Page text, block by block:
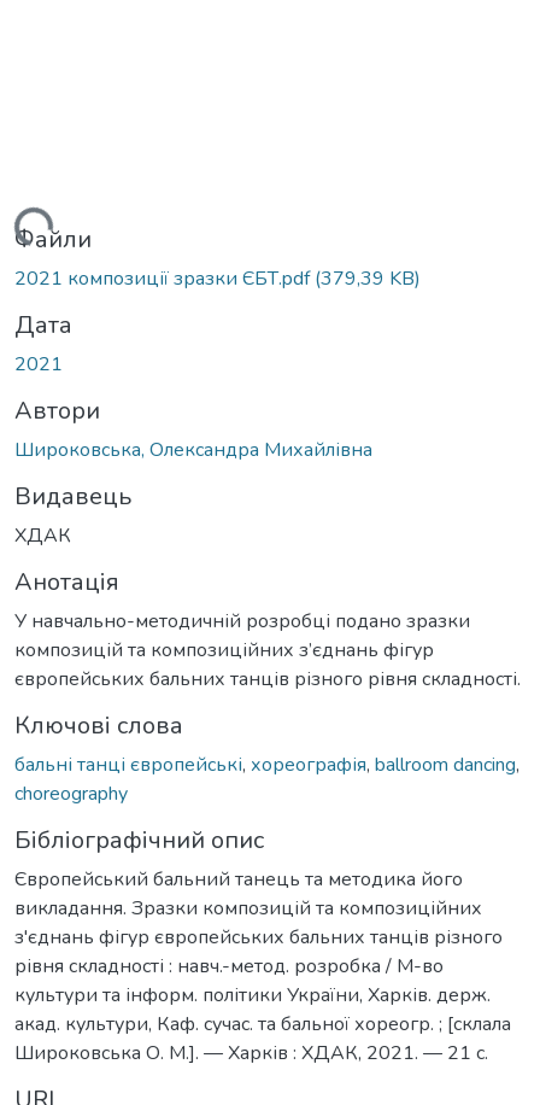
Файли
2021 композиції зразки ЄБТ.pdf(379,39 KB)
Дата
2021
Автори
Широковська, Олександра Михайлівна
Видавець
ХДАК
Анотація
У навчально-методичній розробці подано зразки
композицій та композиційних з’єднань фігур
європейських бальних танців різного рівня складності.
Ключові слова
бальні танці європейські, хореографія, ballroom dancing,
choreography
Бібліографічний опис
Європейський бальний танець та методика його
викладання. Зразки композицій та композиційних
з'єднань фігур європейських бальних танців різного
рівня складності : навч.-метод. розробка / М-во
культури та інформ. політики України, Харків. держ.
акад. культури, Каф. сучас. та бальної хореогр. ; [склала
Широковська О. М.]. — Харків : ХДАК, 2021. — 21 с.